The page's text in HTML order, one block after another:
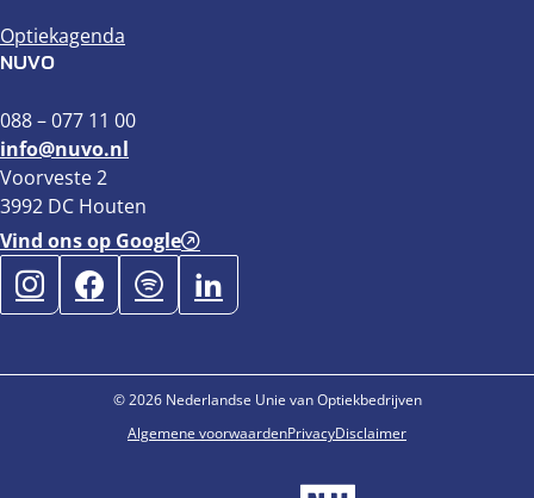
Optiekagenda
NUVO
088 – 077 11 00
info@nuvo.nl
Voorveste 2
3992 DC Houten
Vind ons op Google
© 2026 Nederlandse Unie van Optiekbedrijven
Algemene voorwaardenPrivacyDisclaimer